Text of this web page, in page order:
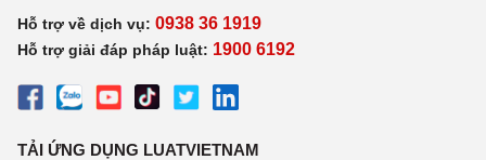
Hỗ trợ về dịch vụ: 0938 36 1919
Hỗ trợ giải đáp pháp luật: 1900 6192
TẢI ỨNG DỤNG LUATVIETNAM